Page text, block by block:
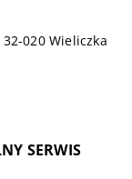
020 Wieliczka
SERWIS